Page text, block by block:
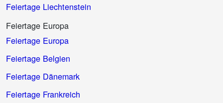
Feiertage Liechtenstein
Feiertage Europa
Feiertage Europa
Feiertage Belgien
Feiertage Dänemark
Feiertage Frankreich